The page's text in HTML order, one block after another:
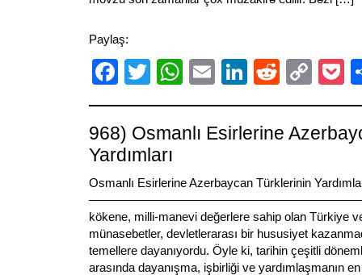
Paylaş:
Facebook
TwitterWhatsApp
EmailLinkedIn
Reddit
Link
968) Osmanlı Esirlerine
Yardımları
Osmanlı Esirlerine Azerbaycan Türklerinin
kökene, milli-manevi değerlere sahip olan Türkiye
münasebetler, devletlerarası bir hususiyet
temellere dayanıyordu. Öyle ki, tarihin çeşitli
arasında dayanışma, işbirliği ve yardımlaşmanın